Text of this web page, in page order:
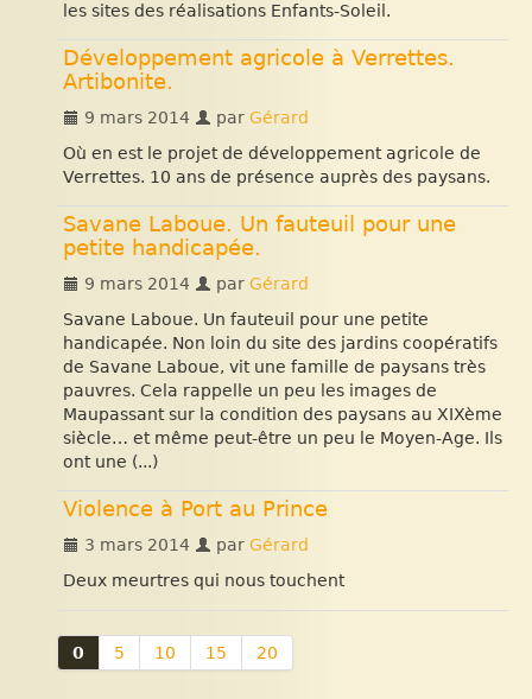
les sites des réalisations Enfants-Soleil.
Développement agricole à Verrettes.
Artibonite.
9 mars 2014 par Gérard
Où en est le projet de développement agricole de
Verrettes. 10 ans de présence auprès des paysans.
Savane Laboue. Un fauteuil pour une
petite handicapée.
9 mars 2014 par Gérard
Savane Laboue. Un fauteuil pour une petite
handicapée. Non loin du site des jardins coopératifs
de Savane Laboue, vit une famille de paysans très
pauvres. Cela rappelle un peu les images de
Maupassant sur la condition des paysans au XIXème
siècle… et même peut-être un peu le Moyen-Age. Ils
ont une (...)
Violence à Port au Prince
3 mars 2014 par Gérard
Deux meurtres qui nous touchent
0 5 10 15 20